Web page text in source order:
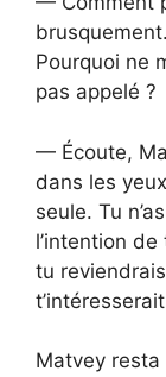
Pourquoi ne
pas appelé ?
— Écoute,
dans les
seule. Tu
l’intention
tu
Matvey